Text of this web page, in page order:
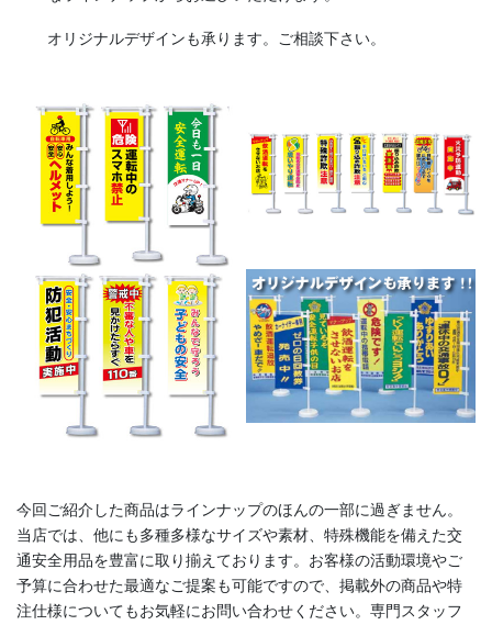
オリジナルデザインも承ります。ご相談下さい。
今回ご紹介した商品はラインナップのほんの一部に過ぎません。
当店では、他にも多種多様なサイズや素材、特殊機能を備えた交
通安全用品を豊富に取り揃えております。お客様の活動環境やご
予算に合わせた最適なご提案も可能ですので、掲載外の商品や特
注仕様についてもお気軽にお問い合わせください。専門スタッフ
《小松・加賀エリア》 小松「安宅まつり」、小松「おっしょべま
◆城下町・小松や大聖寺藩の影響を色濃く残す町衆文化の祭りが伝
わっています。小松の「お旅まつり」のほか、加賀温泉卿ならでは
の威勢のいい温泉地での伝統ある祭事が多く行われます。